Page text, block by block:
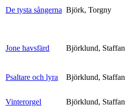
De tysta sångerna Björk, Torgny
Jone havsfärd Björklund, Staffan
Psaltare och lyra Björklund, Staffan
Vinterorgel Björklund, Staffan